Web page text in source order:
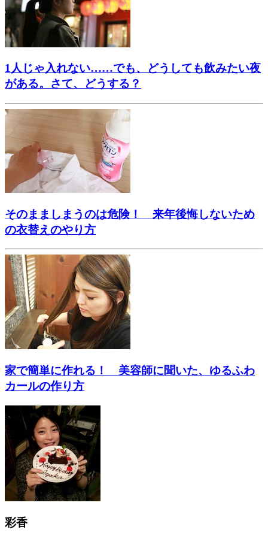
1人じゃ入れない……でも、どうしても飲みたい夜
がある。さて、どうする？
そのまましまうのは危険！ 来年後悔しないため
の衣替えのやり方
家で簡単に作れる！ 美容師に聞いた、ゆるふわ
カールの作り方
彩香